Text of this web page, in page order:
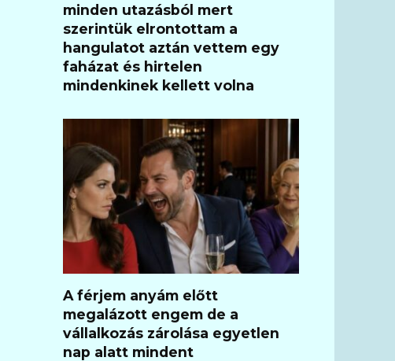
minden utazásból mert
szerintük elrontottam a
hangulatot aztán vettem egy
faházat és hirtelen
mindenkinek kellett volna
A férjem anyám előtt
megalázott engem de a
vállalkozás zárolása egyetlen
nap alatt mindent